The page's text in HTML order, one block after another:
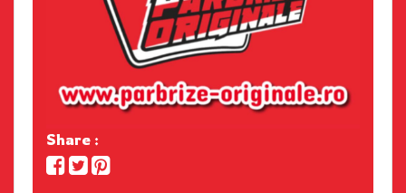
Share :